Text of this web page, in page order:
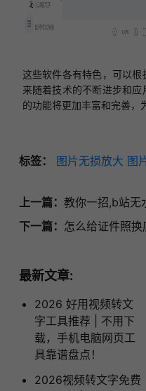
这些软件各有特色，可以根
来随着技术的不断进步和
的功能将更加丰富和完善，
标签： 图片无损放大 图
上一篇： 教你一招,b站无
下一篇： 怎么给证件照
最新文章:
2026 好用视频转文
字工具推荐 | 不用下
载，手机电脑网页工
具靠谱盘点！
2026视频转文字免费